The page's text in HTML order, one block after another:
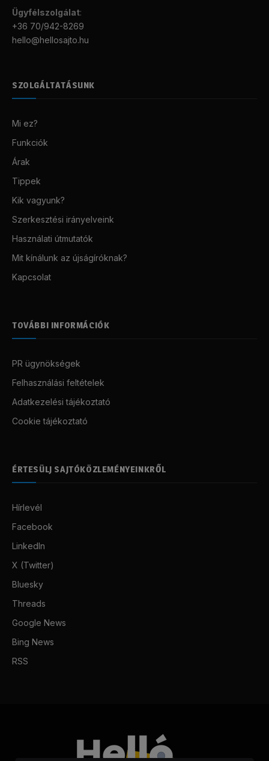
Ügyfélszolgálat:
+36 70/942-8269
hello@hellosajto.hu
SZOLGÁLTATÁSUNK
Mi ez?
Funkciók
Árak
Tippek
Kik vagyunk?
Szerkesztési irányelveink
Használati útmutatók
Mit kínálunk az újságíróknak?
Kapcsolat
TOVÁBBI INFORMÁCIÓK
PR ügynökségek
Felhasználási feltételek
Adatkezelési tájékoztató
Cookie tájékoztató
ÉRTESÜLJ SAJTÓKÖZLEMÉNYEINKRŐL
Hírlevél
Facebook
LinkedIn
X (Twitter)
Bluesky
Threads
Google News
Bing News
RSS